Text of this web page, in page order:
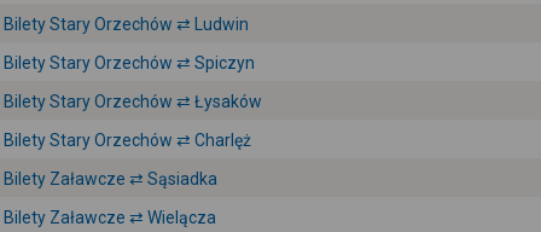
Bilety Stary Orzechów ⇄ Ludwin
Bilety Stary Orzechów ⇄ Spiczyn
Bilety Stary Orzechów ⇄ Łysaków
Bilety Stary Orzechów ⇄ Charlęż
Bilety Załawcze ⇄ Sąsiadka
Bilety Załawcze ⇄ Wielącza